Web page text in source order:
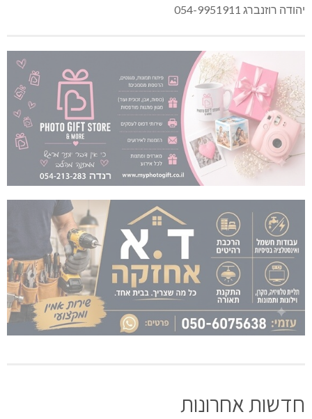
יהודה רוזנברג 054-9951911
חדשות אחרונות